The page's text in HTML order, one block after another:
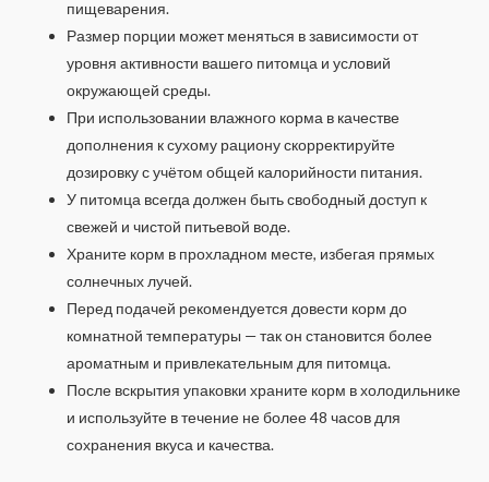
пищеварения.
Размер порции может меняться в зависимости от
уровня активности вашего питомца и условий
окружающей среды.
При использовании влажного корма в качестве
дополнения к сухому рациону скорректируйте
дозировку с учётом общей калорийности питания.
У питомца всегда должен быть свободный доступ к
свежей и чистой питьевой воде.
Храните корм в прохладном месте, избегая прямых
солнечных лучей.
Перед подачей рекомендуется довести корм до
комнатной температуры — так он становится более
ароматным и привлекательным для питомца.
После вскрытия упаковки храните корм в холодильнике
и используйте в течение не более 48 часов для
сохранения вкуса и качества.